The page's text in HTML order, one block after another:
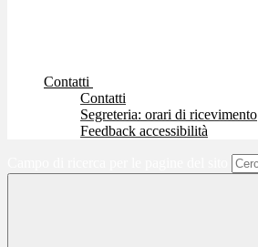
Contatti
Contatti
Segreteria: orari di ricevimento
Feedback accessibilità